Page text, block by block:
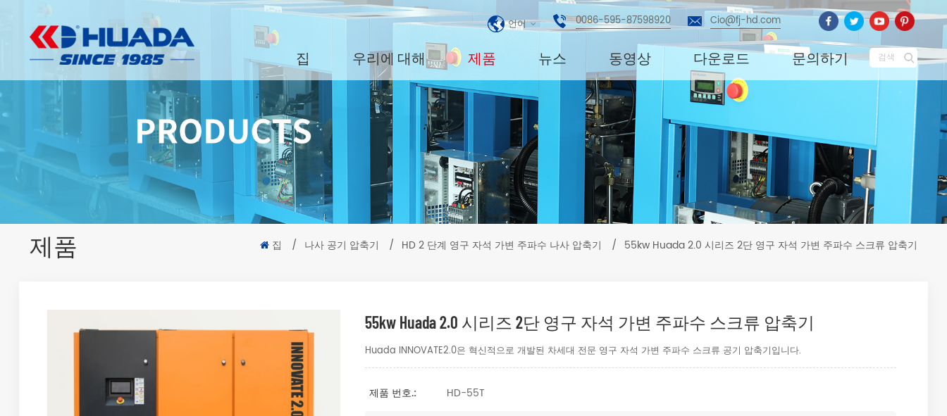
언어 0086-595-87598920 Cio@fj-hd.com
집 우리에 대해 제품 뉴스 동영상 다운로드 문의하기 검색
제품 집 / 나사 공기 압축기 / HD 2 단계 영구 자석 가변 주파수 나사 압축기 / 55kw Huada 2.0 시리즈 2단 영구 자석 가변 주파수 스크류 압축기
55kw Huada 2.0 시리즈 2단 영구 자석 가변 주파수 스크류 압축기
Huada INNOVATE2.0은 혁신적으로 개발된 차세대 전문 영구 자석 가변 주파수 스크류 공기 압축기입니다.
제품 번호.: HD-55T